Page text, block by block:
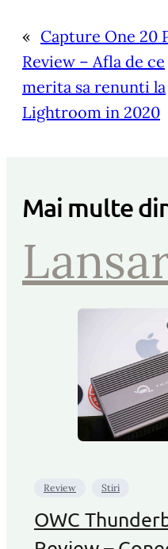
« Capture One 20
Review – Afla de ce
merita sa renunti la
Lightroom in 2020
Mai multe
Review Stiri
OWC